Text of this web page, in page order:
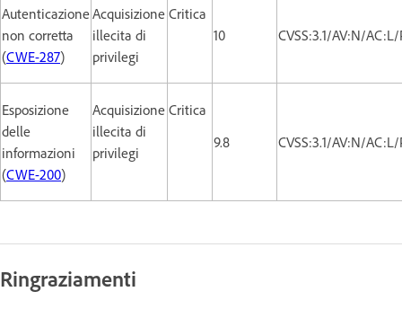
Autenticazione
non corretta
(CWE-287)
Acquisizione
illecita di
privilegi
Critica
10
CVSS:3.1/AV:N/
Esposizione
delle
informazioni
(CWE-200)
Acquisizione
illecita di
privilegi
Critica
9.8
CVSS:3.1/AV:N/
Ringraziamenti